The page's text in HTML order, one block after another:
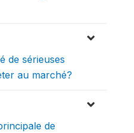
de sérieuses
au marché?
de